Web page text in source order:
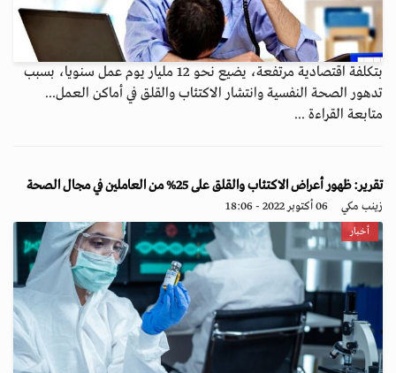
بتكلفة اقتصادية مرتفعة، يضيع نحو 12 مليار يوم عمل سنويا، بسبب
تدهور الصحة النفسية وانتشار الاكتئاب والقلق في أماكن العمل...
متابعة القراءة ...
تقرير: ظهور أعراض الاكتئاب والقلق على 25% من العاملين في مجال الصحة
زينب مكي 06 أكتوبر 2022 - 18:06
أخبار